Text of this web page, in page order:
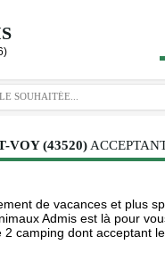
VOY (43520)
de vacances et plus
Admis est là pour
camping dont acceptant